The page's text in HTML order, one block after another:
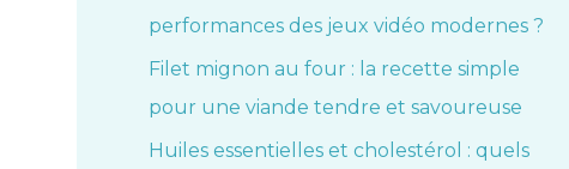
performances des jeux vidéo modernes ?
Filet mignon au four : la recette simple
pour une viande tendre et savoureuse
Huiles essentielles et cholestérol : quels